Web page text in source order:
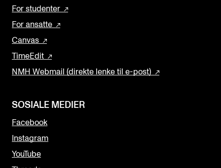
For studenter
For ansatte
Canvas
TimeEdit
NMH Webmail (direkte lenke til e-post)
SOSIALE MEDIER
Facebook
Instagram
YouTube